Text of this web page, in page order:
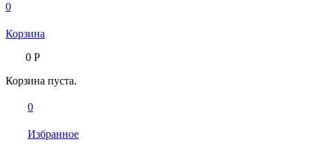
0
Корзина
0Р
Корзина пуста.
0
Избранное